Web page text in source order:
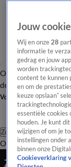
Overzicht
de redactie
Volg Shownieuws
Zoeken
Overzicht
Zo gaat het nu
Jouw
Wij en onze 28
informatie te
gedrag en jouw
worden
content te kunnen
en om de
keuze opslaan”
essentiële cookies
houden. Je kunt
wijzigen of om je
instellingen onder
binnen onze
Cookieverklaring